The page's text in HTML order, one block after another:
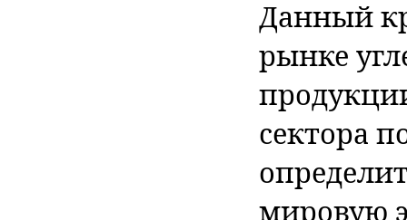
Данный
рынке
сектора
мировую